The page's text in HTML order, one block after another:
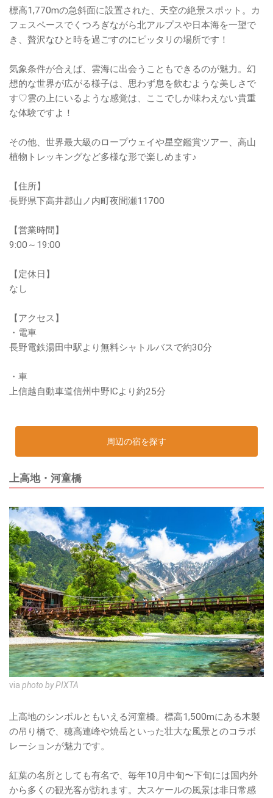
標高1,770mの急斜面に設置された、天空の絶景スポット。カ
フェスペースでくつろぎながら北アルプスや日本海を一望で
き、贅沢なひと時を過ごすのにピッタリの場所です！
気象条件が合えば、雲海に出会うこともできるのが魅力。幻
想的な世界が広がる様子は、思わず息を飲むような美しさで
す♡雲の上にいるような感覚は、ここでしか味わえない貴重
な体験ですよ！
その他、世界最大級のロープウェイや星空鑑賞ツアー、高山
植物トレッキングなど多様な形で楽しめます♪
【住所】
長野県下高井郡山ノ内町夜間瀬11700
【営業時間】
9:00～19:00
【定休日】
なし
【アクセス】
・電車
長野電鉄湯田中駅より無料シャトルバスで約30分
・車
上信越自動車道信州中野ICより約25分
周辺の宿を探す
上高地・河童橋
via photo by PIXTA
上高地のシンボルともいえる河童橋。標高1,500mにある木製
の吊り橋で、穂高連峰や焼岳といった壮大な風景とのコラボ
レーションが魅力です。
紅葉の名所としても有名で、毎年10月中旬〜下旬には国内外
から多くの観光客が訪れます。大スケールの風景は非日常感